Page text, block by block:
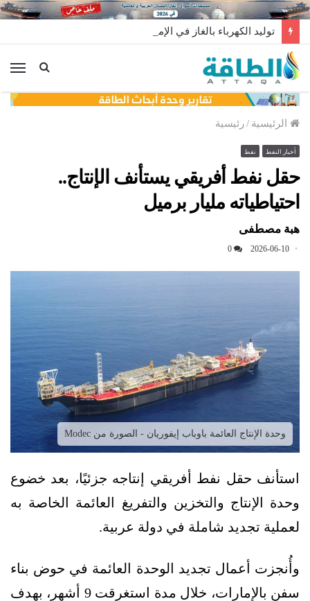
توليد الكهرباء بالغاز في الإمارات يرتفع للعام الثاني
الرئيسية /رئيسية
أخبار النفط نفط
حقل نفط أفريقي يستأنف الإنتاج..
احتياطياته مليار برميل
هبة مصطفى
2026-06-10
0
وحدة الإنتاج العائمة باوباب إيفوريان - الصورة من Modec
استأنف حقل نفط أفريقي إنتاجه جزئيًا، بعد خضوع
وحدة الإنتاج والتخزين والتفريغ العائمة الخاصة به
لعملية تجديد شاملة في دولة عربية.
وأُنجزت أعمال تجديد الوحدة العائمة في حوض بناء
سفن بالإمارات، خلال مدة استغرقت 9 أشهر، بهدف